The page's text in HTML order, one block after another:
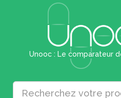
Unooc : Le comparateur